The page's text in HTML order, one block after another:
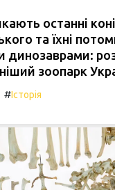
останні коні
та їхні
динозаврами:
зоопарк
#Історія